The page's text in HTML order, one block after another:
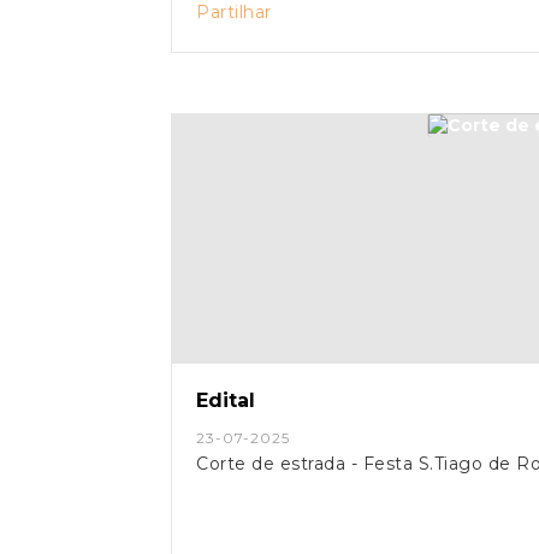
Partilhar
Edital
23-07-2025
Corte de estrada - Festa S.Tiago de